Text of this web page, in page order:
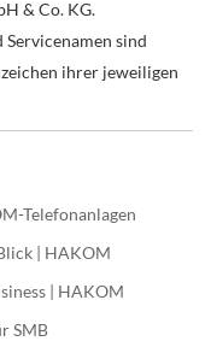
& Co. KG.
sind
ihrer jeweiligen
Telefonanlagen
| HAKOM
| HAKOM
SMB